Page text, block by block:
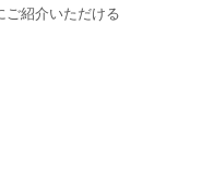
紹介いただける